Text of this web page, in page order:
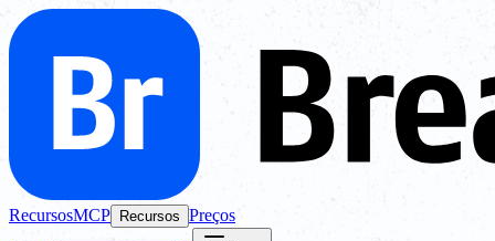
RecursosMCP Recursos Preços